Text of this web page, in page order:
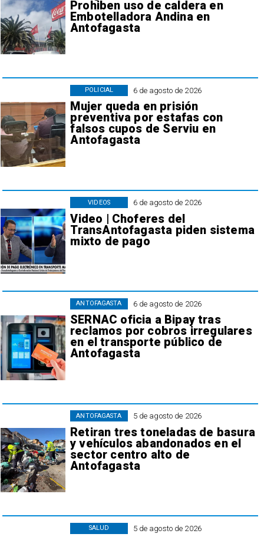
Prohiben uso de caldera en
Embotelladora Andina en
Antofagasta
6 de agosto de 2026
Mujer queda en prisión
preventiva por estafas con
falsos cupos de Serviu en
Antofagasta
POLICIAL
6 de agosto de 2026
Video | Choferes del
TransAntofagasta piden sistema
mixto de pago
VIDEOS
6 de agosto de 2026
SERNAC oficia a Bipay tras
reclamos por cobros irregulares
en el transporte público de
Antofagasta
ANTOFAGASTA
5 de agosto de 2026
Retiran tres toneladas de basura
y vehículos abandonados en el
sector centro alto de
Antofagasta
ANTOFAGASTA
5 de agosto de 2026
SALUD